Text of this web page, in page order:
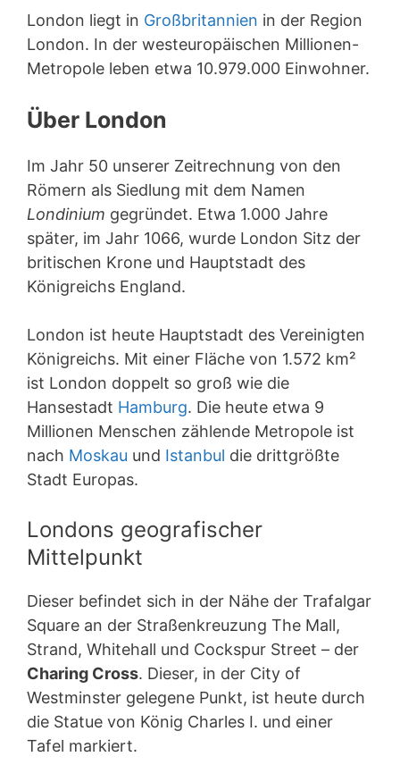
London liegt in Großbritannien in der Region
London. In der westeuropäischen Millionen-
Metropole leben etwa 10.979.000 Einwohner.
Über London
Im Jahr 50 unserer Zeitrechnung von den
Römern als Siedlung mit dem Namen
Londinium gegründet. Etwa 1.000 Jahre
später, im Jahr 1066, wurde London Sitz der
britischen Krone und Hauptstadt des
Königreichs England.
London ist heute Hauptstadt des Vereinigten
Königreichs. Mit einer Fläche von 1.572 km²
ist London doppelt so groß wie die
Hansestadt Hamburg. Die heute etwa 9
Millionen Menschen zählende Metropole ist
nach Moskau und Istanbul die drittgrößte
Stadt Europas.
Londons geografischer
Mittelpunkt
Dieser befindet sich in der Nähe der Trafalgar
Square an der Straßenkreuzung The Mall,
Strand, Whitehall und Cockspur Street – der
Charing Cross. Dieser, in der City of
Westminster gelegene Punkt, ist heute durch
die Statue von König Charles I. und einer
Tafel markiert.